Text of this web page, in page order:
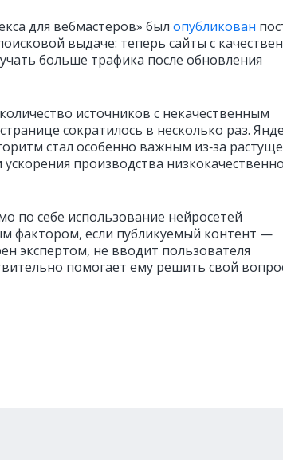
для вебмастеров» был опубликован
выдаче: теперь сайты с
больше трафика после обновления
источников с некачественным
сократилось в несколько раз.
стал особенно важным из‑за
производства
по себе использование нейросетей
фактором, если публикуемый контент —
экспертом, не вводит пользователя
помогает ему решить свой